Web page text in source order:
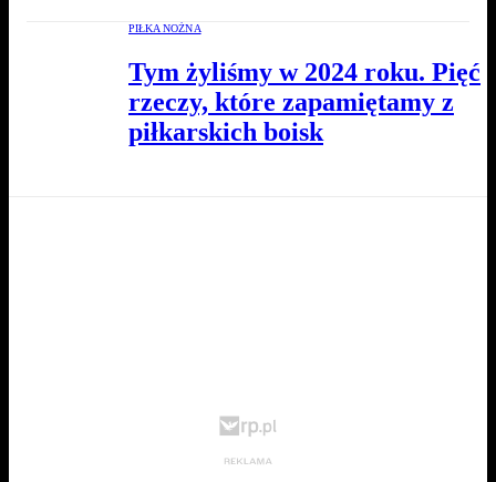
PIŁKA NOŻNA
Tym żyliśmy w 2024 roku. Pięć
rzeczy, które zapamiętamy z
piłkarskich boisk